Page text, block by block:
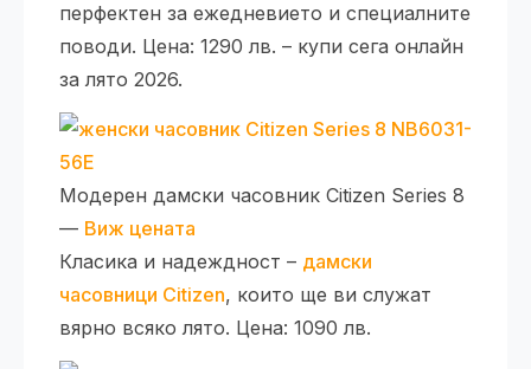
перфектен за ежедневието и специалните
поводи. Цена: 1290 лв. – купи сега онлайн
за лято 2026.
Модерен дамски часовник Citizen Series 8
— Виж цената
Класика и надеждност – дамски
часовници Citizen, които ще ви служат
вярно всяко лято. Цена: 1090 лв.